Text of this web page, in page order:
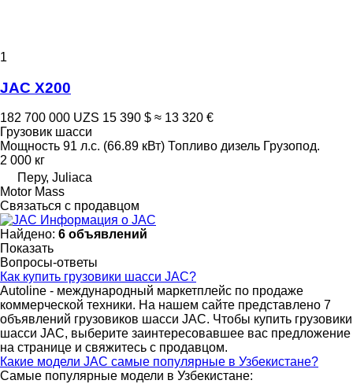
1
JAC X200
182 700 000 UZS 15 390 $ ≈ 13 320 €
Грузовик шасси
Мощность 91 л.с. (66.89 кВт) Топливо дизель Грузопод.
2 000 кг
Перу, Juliaca
Motor Mass
Связаться с продавцом
Информация о JAC
Найдено: 6 объявлений
Показать
Вопросы-ответы
Как купить грузовики шасси JAC?
Autoline - международный маркетплейс по продаже
коммерческой техники. На нашем сайте представлено 7
объявлений грузовиков шасси JAC. Чтобы купить грузовики
шасси JAC, выберите заинтересовавшее вас предложение
на странице и свяжитесь с продавцом.
Какие модели JAC самые популярные в Узбекистане?
Самые популярные модели в Узбекистане: